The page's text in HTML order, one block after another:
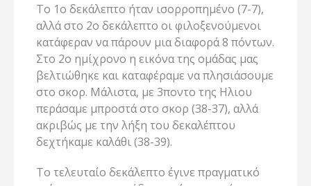
Το 1ο δεκάλεπτο ήταν ισορροπημένο (7-7),
αλλά στο 2ο δεκάλεπτο οι φιλοξενούμενοι
κατάφεραν να πάρουν μια διαφορά 8 πόντων.
Στο 2ο ημίχρονο η εικόνα της ομάδας μας
βελτιώθηκε και καταφέραμε να πλησιάσουμε
στο σκορ. Μάλιστα, με 3ποντο της Ηλιου
περάσαμε μπροστά στο σκορ (38-37), αλλά
ακριβώς με την λήξη του δεκαλέπτου
δεχτήκαμε καλάθι (38-39).
Το τελευταίο δεκάλεπτο έγινε πραγματικό